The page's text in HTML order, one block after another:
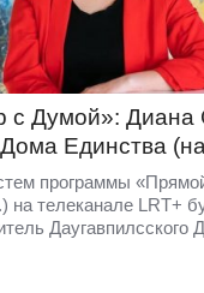
с Думой»: Диана
Единства
программы
на телеканале LRT+
Даугавпилсского